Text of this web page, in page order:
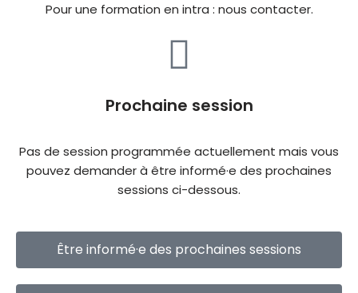
Pour une formation en intra : nous contacter.
Prochaine session
Pas de session programmée actuellement mais vous
pouvez demanderà être informé·e des prochaines
sessions ci-dessous.
Être informé·e des prochaines sessions